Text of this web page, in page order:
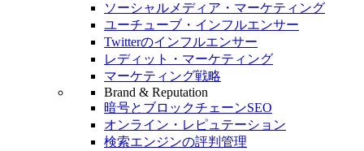
ソーシャルメディア・マーケティング
ユーチューブ・インフルエンサー
Twitterのインフルエンサー
レディット・マーケティング
マーケティング戦略
Brand & Reputation
暗号とブロックチェーンSEO
オンライン・レピュテーション
検索エンジンの評判管理